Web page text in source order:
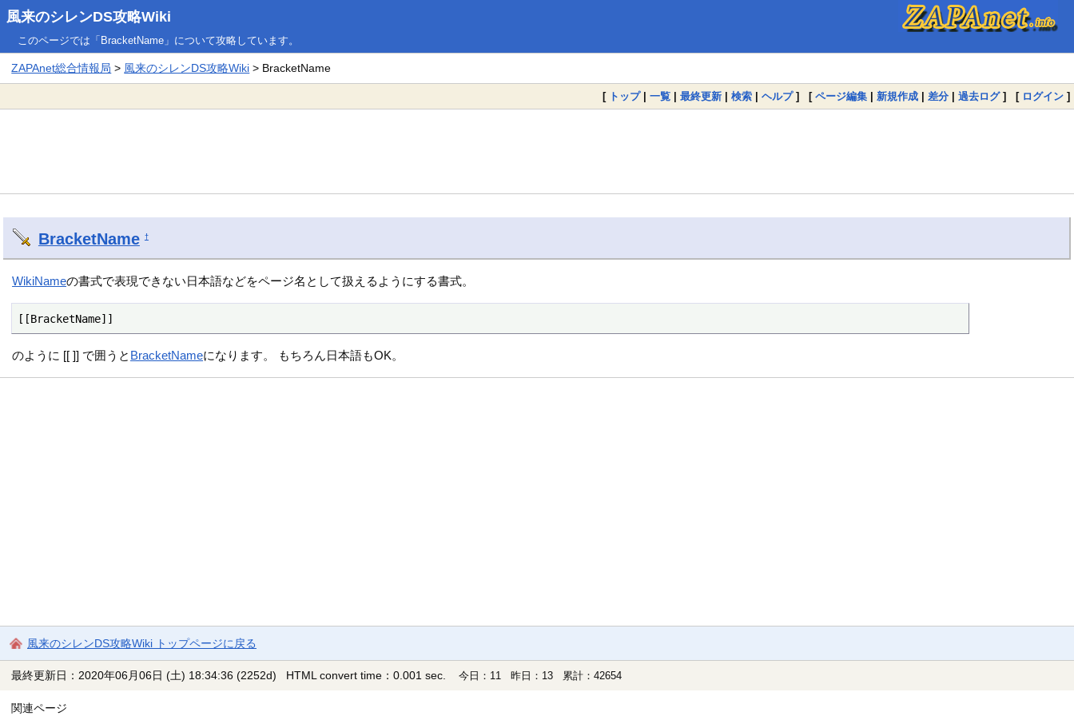
風来のシレンDS攻略Wiki
このページでは「BracketName」について攻略しています。
ZAPAnet総合情報局 > 風来のシレンDS攻略Wiki > BracketName
[ トップ| 一覧 | 最終更新 | 検索 | ヘルプ] [ ページ編集 | 新規作成 | 差分 | 過去ログ] [ ログイン ]
BracketName †
WikiNameの書式で表現できない日本語などをページ名として扱えるようにする書式。
[[BracketName]]
のように [[ ]] で囲うと BracketNameになります。 もちろん日本語もOK。
風来のシレンDS攻略Wiki トップページに戻る
最終更新日：2020年06月06日 (土) 18:34:36(2252d) HTML convert time：0.001 sec. 今日：11 昨日：13 累計：42654
関連ページ